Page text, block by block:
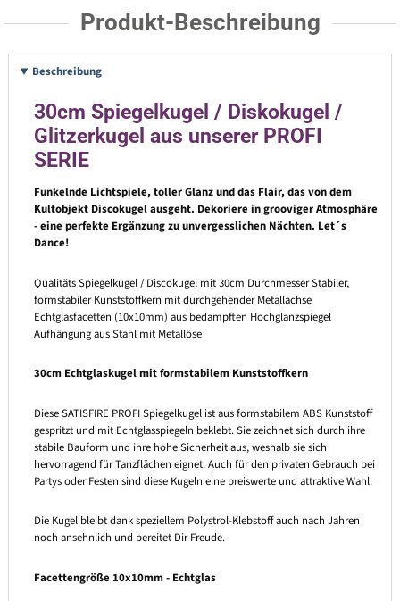
Produkt-Beschreibung
Beschreibung
30cm Spiegelkugel / Diskokugel /
Glitzerkugel aus unserer PROFI
SERIE
Funkelnde Lichtspiele, toller Glanz und das Flair, das von dem
Kultobjekt Discokugel ausgeht. Dekoriere in grooviger Atmosphäre
- eine perfekte Ergänzung zu unvergesslichen Nächten. Let´s
Dance!
Qualitäts Spiegelkugel / Discokugel mit 30cm Durchmesser Stabiler,
formstabiler Kunststoffkern mit durchgehender Metallachse
Echtglasfacetten (10x10mm) aus bedampften Hochglanzspiegel
Aufhängung aus Stahl mit Metallöse
30cm Echtglaskugel mit formstabilem Kunststoffkern
Diese SATISFIRE PROFI Spiegelkugel ist aus formstabilem ABS Kunststoff
gespritzt und mit Echtglasspiegeln beklebt. Sie zeichnet sich durch ihre
stabile Bauform und ihre hohe Sicherheit aus, weshalb sie sich
hervorragend für Tanzflächen eignet. Auch für den privaten Gebrauch bei
Partys oder Festen sind diese Kugeln eine preiswerte und attraktive Wahl.
Die Kugel bleibt dank speziellem Polystrol-Klebstoff auch nach Jahren
noch ansehnlich und bereitet Dir Freude.
Facettengröße 10x10mm - Echtglas